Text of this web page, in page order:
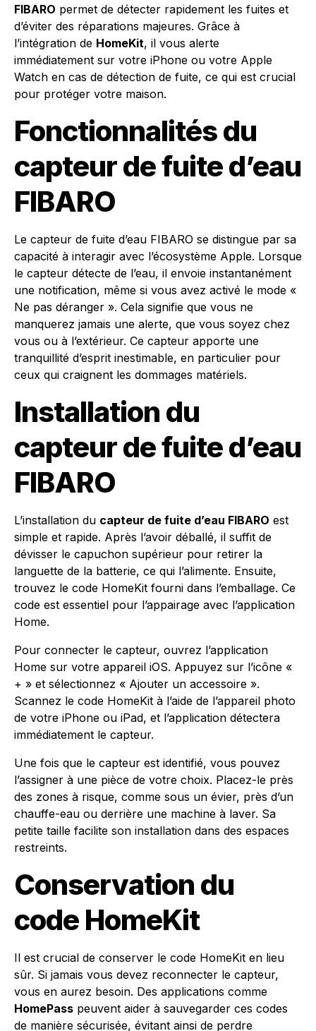
FIBARO permet de détecter rapidement les fuites et
d’éviter des réparations majeures. Grâce à
l’intégration de HomeKit, il vous alerte
immédiatement sur votre iPhone ou votre Apple
Watch en cas de détection de fuite, ce qui est crucial
pour protéger votre maison.
Fonctionnalités du
capteur de fuite d’eau
FIBARO
Le capteur de fuite d’eau FIBARO se distingue par sa
capacité à interagir avec l’écosystème Apple. Lorsque
le capteur détecte de l’eau, il envoie instantanément
une notification, même si vous avez activé le mode «
Ne pas déranger ». Cela signifie que vous ne
manquerez jamais une alerte, que vous soyez chez
vous ou à l’extérieur. Ce capteur apporte une
tranquillité d’esprit inestimable, en particulier pour
ceux qui craignent les dommages matériels.
Installation du
capteur de fuite d’eau
FIBARO
L’installation du capteur de fuite d’eau FIBARO est
simple et rapide. Après l’avoir déballé, il suffit de
dévisser le capuchon supérieur pour retirer la
languette de la batterie, ce qui l’alimente. Ensuite,
trouvez le code HomeKit fourni dans l’emballage. Ce
code est essentiel pour l’appairage avec l’application
Home.
Pour connecter le capteur, ouvrez l’application
Home sur votre appareil iOS. Appuyez sur l’icône «
+ » et sélectionnez « Ajouter un accessoire ».
Scannez le code HomeKit à l’aide de l’appareil photo
de votre iPhone ou iPad, et l’application détectera
immédiatement le capteur.
Une fois que le capteur est identifié, vous pouvez
l’assigner à une pièce de votre choix. Placez-le près
des zones à risque, comme sous un évier, près d’un
chauffe-eau ou derrière une machine à laver. Sa
petite taille facilite son installation dans des espaces
restreints.
Conservation du
code HomeKit
Il est crucial de conserver le code HomeKit en lieu
sûr. Si jamais vous devez reconnecter le capteur,
vous en aurez besoin. Des applications comme
HomePass peuvent aider à sauvegarder ces codes
de manière sécurisée, évitant ainsi de perdre